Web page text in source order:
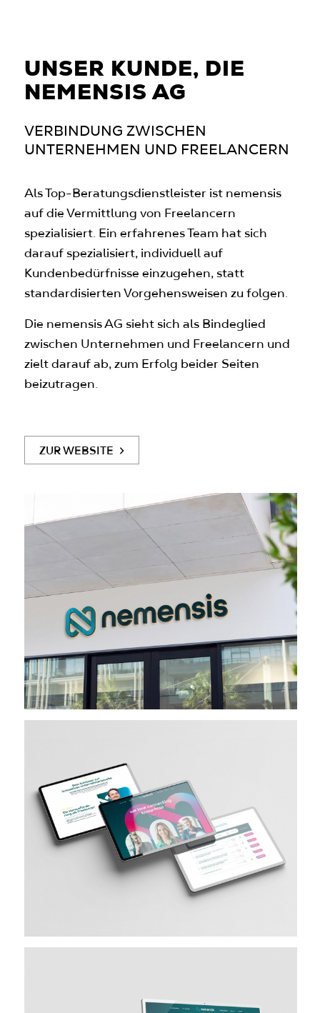
UNSER KUNDE, DIE
NEMENSIS AG
VERBINDUNG ZWISCHEN
UNTERNEHMEN UND FREELANCERN
Als Top-Beratungsdienstleister ist nemensis
auf die Vermittlung von Freelancern
spezialisiert. Ein erfahrenes Team hat sich
darauf spezialisiert, individuell auf
Kundenbedürfnisse einzugehen, statt
standardisierten Vorgehensweisen zu folgen.
Die nemensis AG sieht sich als Bindeglied
zwischen Unternehmen und Freelancern und
zielt darauf ab, zum Erfolg beider Seiten
beizutragen.
ZUR WEBSITE